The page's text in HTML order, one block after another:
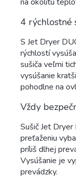
4 rýchlostné
S Jet Dryer
rýchlostí
sušiča veľmi
vysúšanie
pohodlne na
Vždy
Sušič Jet
preťaženiu
príliš dlhej
Vysúšanie je
prevádzky.